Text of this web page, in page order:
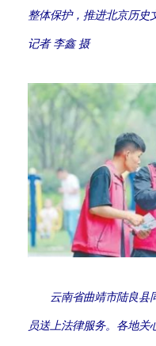
整体保护，推进北京历史
记者 李鑫 摄
云南省曲靖市陆良县
员送上法律服务。各地关